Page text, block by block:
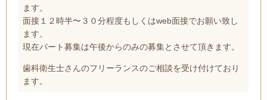
ます。
面接１２時半〜３０分程度もしくはweb面接でお願い致し
ます。
現在パート募集は午後からのみの募集とさせて頂きます。
歯科衛生士さんのフリーランスのご相談を受け付けており
ます。